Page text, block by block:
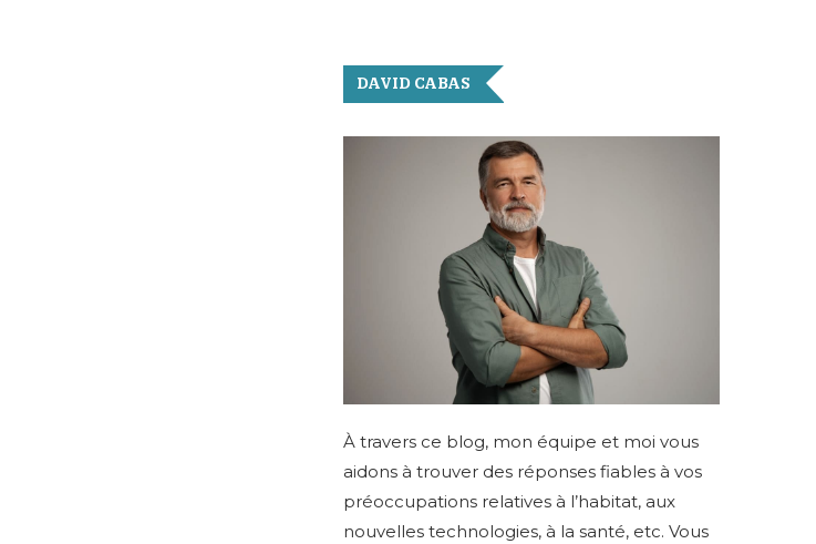
DAVID CABAS
À travers ce blog, mon équipe et moi vous
aidons à trouver des réponses fiables à vos
préoccupations relatives à l’habitat, aux
nouvelles technologies, à la santé, etc. Vous